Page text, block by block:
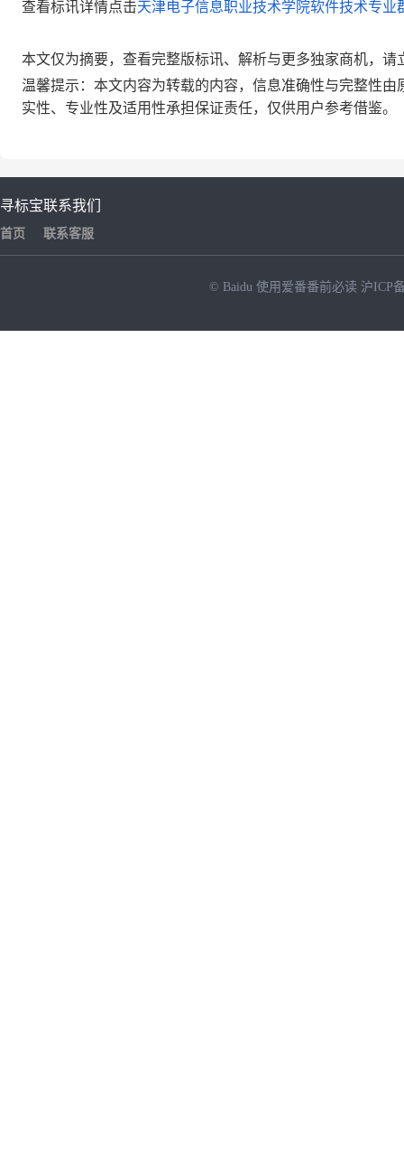
查看标讯详情点击天津电子信息职业技术学院软件技术专
本文仅为摘要，查看完整版标讯、解析与更多独家商机，请
温馨提示：本文内容为转载的内容，信息准确性与完整性
实性、专业性及适用性承担保证责任，仅供用户参考借鉴。
寻标宝
首页
联系我们
联系客服
© Baidu 使用爱番番前必读 沪ICP